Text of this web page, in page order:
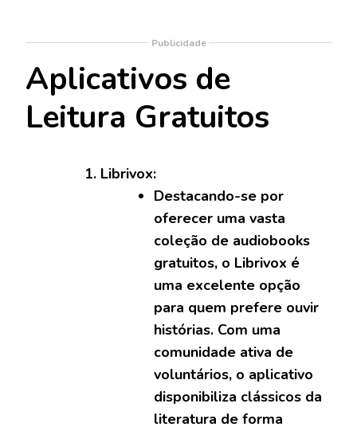
Publicidade
Aplicativos de
Leitura Gratuitos
Librivox:
Destacando-se por
oferecer uma vasta
coleção de audiobooks
gratuitos, o Librivox é
uma excelente opção
para quem prefere ouvir
histórias. Com uma
comunidade ativa de
voluntários, o aplicativo
disponibiliza clássicos da
literatura de forma